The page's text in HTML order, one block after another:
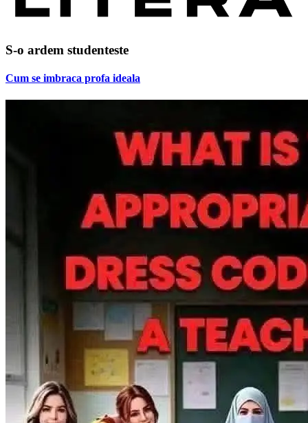
S-o ardem studenteste
Cum se imbraca profa ideala